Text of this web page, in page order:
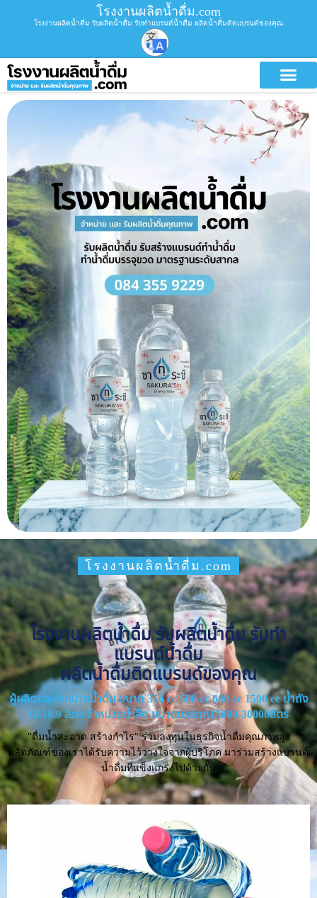
โรงงานผลิตน้ำดื่ม.com
โรงงานผลิตน้ำดื่ม รับผลิตน้ำดื่ม รับทำแบรนด์น้ำดื่ม ผลิตน้ำดื่มติดแบรนด์ของคุณ
โรงงานผลิตน้ำดื่ม.com
โรงงานผลิตน้ำดื่ม รับผลิตน้ำดื่ม รับทำ
แบรนด์น้ำดื่ม
ผลิตน้ำดื่มติดแบรนด์ของคุณ
ผู้ผลิตและจำหน่ายน้ำดื่ม ขนาด 350 cc 500 cc 600 cc 1500 cc น้ำถัง
ใส 18.9 ลิตร จำหน่ายน้ำจืด ขนาดบรรทุก15000-30000ลิตร
"ดื่มน้ำสะอาด สร้างกำไร" ร่วมลงทุนในธุรกิจน้ำดื่มคุณภาพสูง
ผลิตภัณฑ์ของเราได้รับความไว้วางใจจากผู้บริโภค มาร่วมสร้างแบรนด์
น้ำดื่มที่แข็งแกร่งไปด้วยกัน